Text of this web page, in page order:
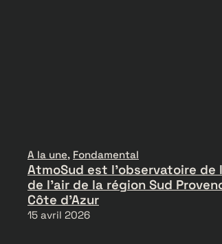
A la une, Fondamental
AtmoSud est l’observatoire de
de l’air de la région Sud
Côte d’Azur
15 avril 2026